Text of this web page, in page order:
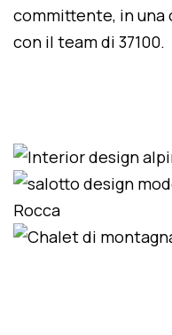
committente, in una
con il team di 37100.